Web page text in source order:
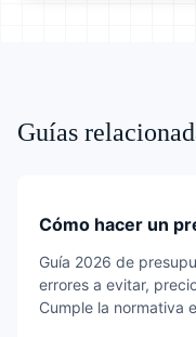
Guías
Cómo hacer un
Guía 2026 de
errores a evitar,
Cumple la normativa